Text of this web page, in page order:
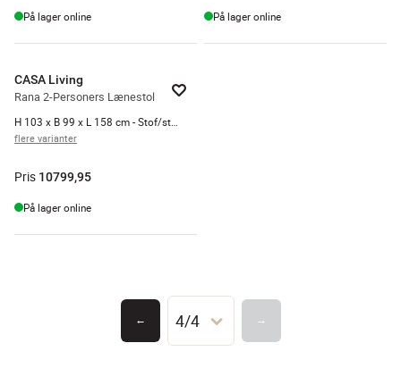
På lager online På lager online
CASA Living
Rana 2-Personers Lænestol
flere varianter
Pris 10799,95
På lager online
← 4/4 →